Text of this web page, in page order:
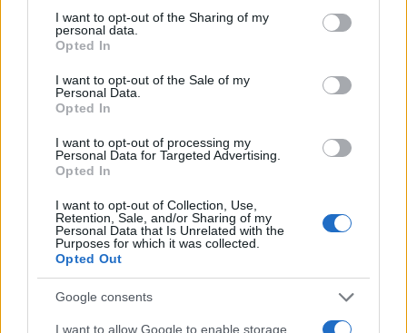
not limited to your visit or usage behaviour. You may click to
grant or deny consent to Google and its third-party tags to
use your data for below specified purposes in below Google
consent section.
I want to opt-out of the Sharing of my
personal data.
Opted In
I want to opt-out of the Sale of my
Personal Data.
Opted In
I want to opt-out of processing my
Personal Data for Targeted Advertising.
Opted In
I want to opt-out of Collection, Use,
Retention, Sale, and/or Sharing of my
Personal Data that Is Unrelated with the
Purposes for which it was collected.
Opted Out
Google consents
I want to allow Google to enable storage
Viohalco: Αυξημένος κατά
14% ο τζίρος στο α'
εξάμηνο, στα 4,3 δισ. ευρώ
EBITDA
ΥΠΕΘΟΟ: Νέες επενδύσεις
Η συμφωνία Arval-Athlon αναδιαμορφώνει την αγορά leasing